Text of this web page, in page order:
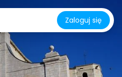
Zaloguj się